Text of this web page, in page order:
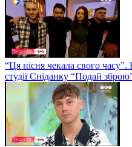
“Ця пісня чекала свого
студії Сніданку “Подай